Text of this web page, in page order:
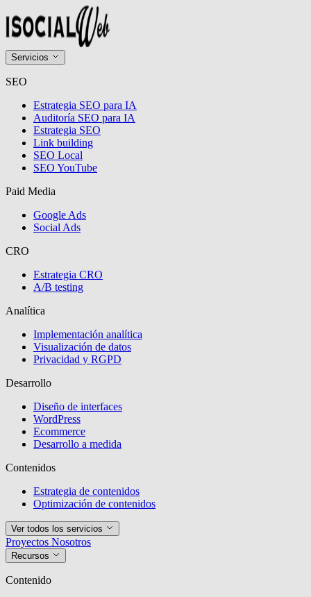
Servicios
SEO
Estrategia SEO para IA
Auditoría SEO para IA
Estrategia SEO
Link building
SEO Local
SEO YouTube
Paid Media
Google Ads
Social Ads
CRO
Estrategia CRO
A/B testing
Analítica
Implementación analítica
Visualización de datos
Privacidad y RGPD
Desarrollo
Diseño de interfaces
WordPress
Ecommerce
Desarrollo a medida
Contenidos
Estrategia de contenidos
Optimización de contenidos
Ver todos los servicios
Proyectos Nosotros
Recursos
Contenido